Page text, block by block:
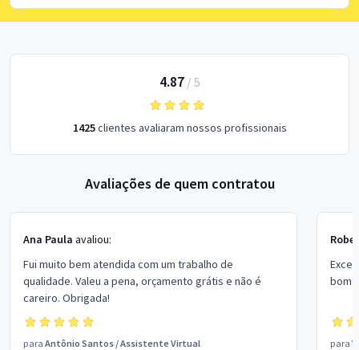
4.87/ 5
1425clientes avaliaram nossos profissionais
Avaliações de quem contratou
Ana Paula avaliou:
Fui muito bem atendida com um trabalho de
qualidade. Valeu a pena, orçamento grátis e não é
careiro. Obrigada!
para Antônio Santos /Assistente Virtual
bom
para